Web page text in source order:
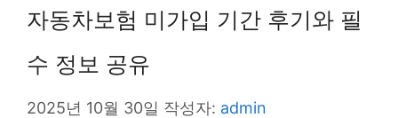
자동차보험 미가입 기간 후기와 필
수 정보 공유
2025년 10월 30일 작성자: admin